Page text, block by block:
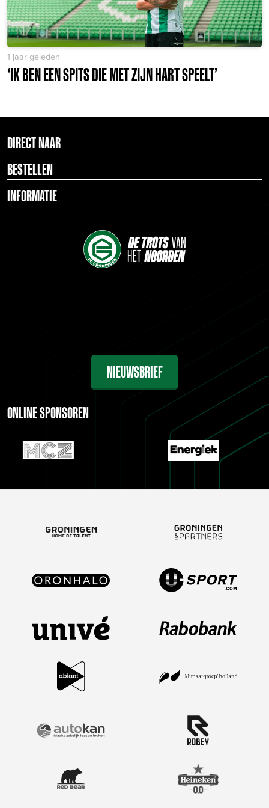
1 jaar geleden
‘IK BEN EEN SPITS DIE MET ZIJN HART SPEELT’
DIRECT NAAR
BESTELLEN
INFORMATIE
NIEUWSBRIEF
ONLINE SPONSOREN